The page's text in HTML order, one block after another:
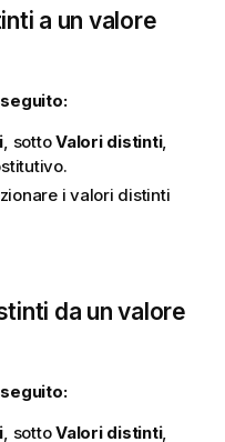
a un valore
, sottoValori distinti,
i valori distinti
da un valore
, sottoValori distinti,